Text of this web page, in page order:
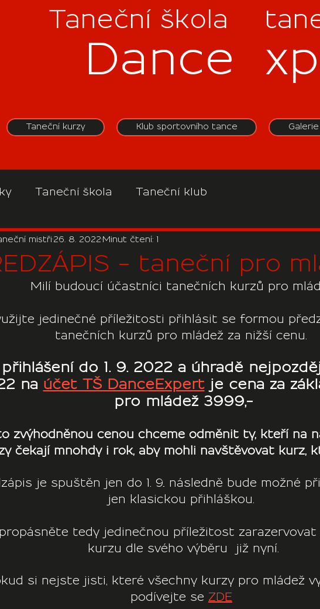
Taneční škola
Dance
Taneční kurzy Klub sportovního tance Galerie
Taneční škola Taneční klub
- taneční pro
mistři 26. 8. 2022 Minut čtení: 1
Milí budoucí účastníci tanečních kurzů pro
jedinečné příležitosti přihlásit se formou
tanečních kurzů pro mládež za nižší cenu.
přihlášení do 1. 9. 2022 a úhradě
na účet TŠ DanceExpert je cena za
pro mládež 3999,-
zvýhodněnou cenou chceme odměnit ty, kteří na
čekají mnohdy i rok, aby mohli navštěvovat kurz,
je spuštěn jen do 1. 9.. následně bude možné
jen klasickou přihláškou.
tedy jedinečnou příležitost
kurzu dle svého výběru  již nyní.
si nejste jisti, které všechny kurzy pro mládež
podívejte se ZDE